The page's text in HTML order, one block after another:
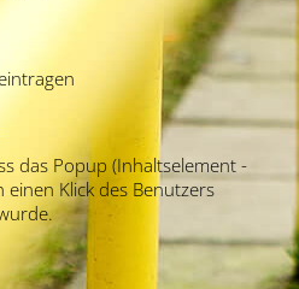
das Popup (Inhaltselement -
einen Klick des Benutzers